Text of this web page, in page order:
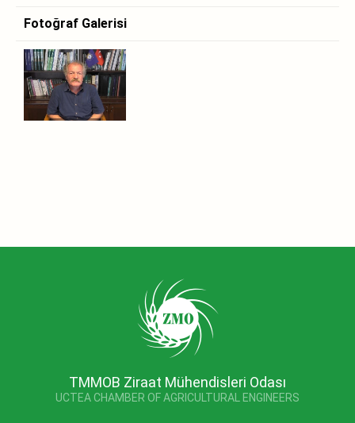
Fotoğraf Galerisi
TMMOB Ziraat Mühendisleri Odası
UCTEA CHAMBER OF AGRICULTURAL ENGINEERS